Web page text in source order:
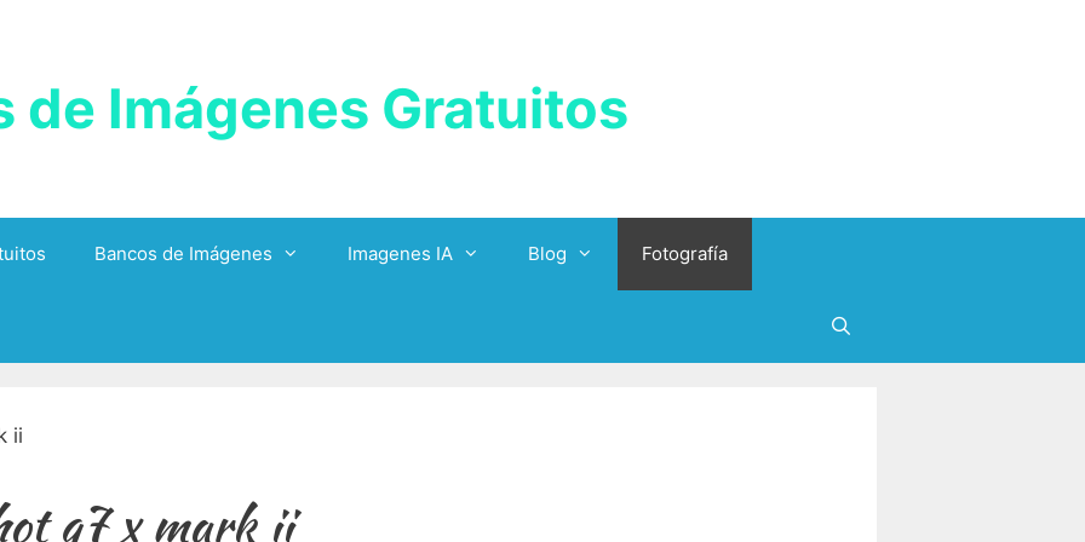
de Imágenes Gratuitos
Bancos de Imágenes Imagenes IA Blog Fotografía
g7 x mark ii